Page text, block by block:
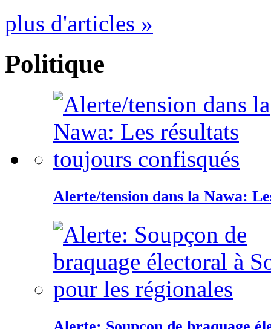
plus d'articles »
Politique
Alerte/tension dans la Nawa: